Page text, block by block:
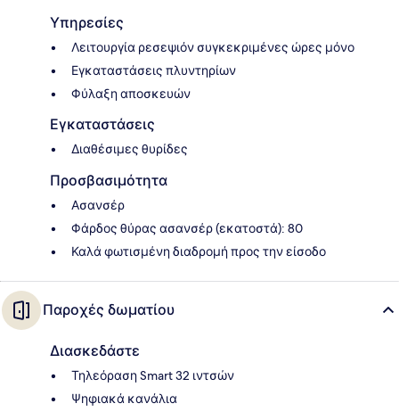
Υπηρεσίες
Λειτουργία ρεσεψιόν συγκεκριμένες ώρες μόνο
Εγκαταστάσεις πλυντηρίων
Φύλαξη αποσκευών
Εγκαταστάσεις
Διαθέσιμες θυρίδες
Προσβασιμότητα
Ασανσέρ
Φάρδος θύρας ασανσέρ (εκατοστά): 80
Καλά φωτισμένη διαδρομή προς την είσοδο
Παροχές δωματίου
Διασκεδάστε
Τηλεόραση Smart 32 ιντσών
Ψηφιακά κανάλια